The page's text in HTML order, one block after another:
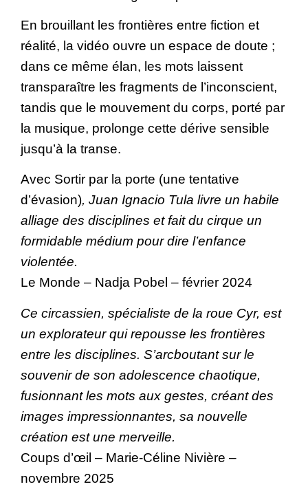
En brouillant les frontières entre fiction et
réalité, la vidéo ouvre un espace de doute ;
dans ce même élan, les mots laissent
transparaître les fragments de l’inconscient,
tandis que le mouvement du corps, porté par
la musique, prolonge cette dérive sensible
jusqu’à la transe.
Avec Sortir par la porte (une tentative
d’évasion), Juan Ignacio Tula livre un habile
alliage des disciplines et fait du cirque un
formidable médium pour dire l’enfance
violentée.
Le Monde – Nadja Pobel – février 2024
Ce circassien, spécialiste de la roue Cyr, est
un explorateur qui repousse les frontières
entre les disciplines. S’arcboutant sur le
souvenir de son adolescence chaotique,
fusionnant les mots aux gestes, créant des
images impressionnantes, sa nouvelle
création est une merveille.
Coups d’œil – Marie-Céline Nivière –
novembre 2025